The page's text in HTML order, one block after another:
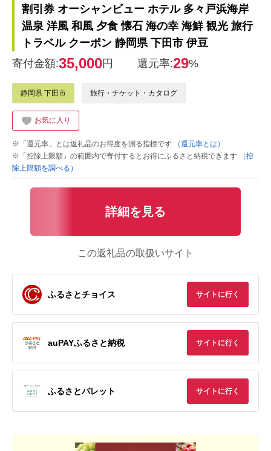
割引券 オーシャンビュー ホテル 多々戸浜海岸
温泉 洋風 和風 夕食 懐石 海の幸 海鮮 観光 旅行
トラベル クーポン 静岡県 下田市 伊豆
寄付金額:35,000円 還元率:29%
静岡県 下田市 旅行・チケット・カタログ
お気に入り
※「還元率」とは返礼品のお得度を測る指標です
（還元率とは）
※「控除上限額」の範囲内で寄付するとお得にふるさと納税できます
（控
除上限額を調べる）
詳細を見る
この返礼品の取扱いサイト
ふるさとチョイス サイトに行く
auPAYふるさと納税 サイトに行く
ふるさとパレット サイトに行く